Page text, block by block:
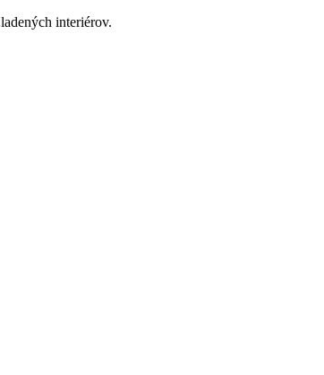
ladených interiérov.